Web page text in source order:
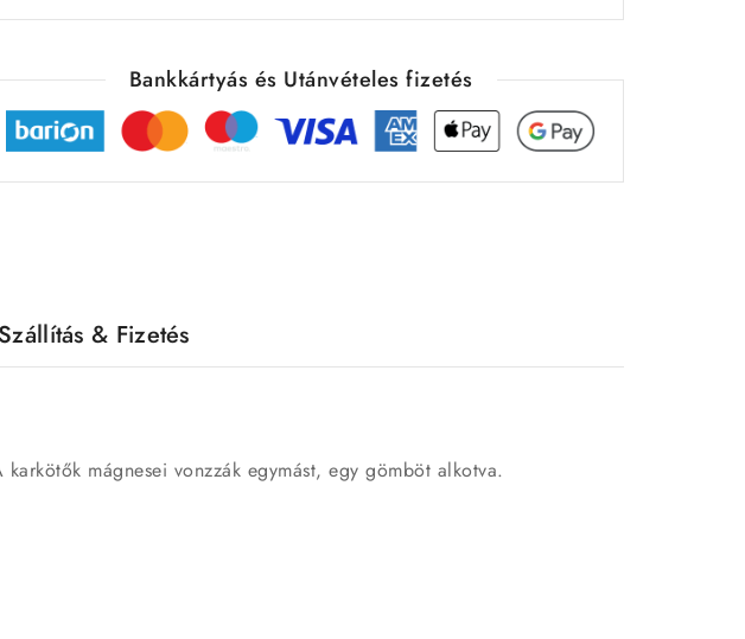
Bankkártyás és Utánvételes fizetés
Szállítás & Fizetés
mágnesei vonzzák egymást, egy gömböt alkotva.